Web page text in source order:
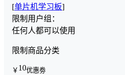
[单片机学习板]
限制用户组：
任何人都可以使用
限制商品分类
￥ 10优惠劵